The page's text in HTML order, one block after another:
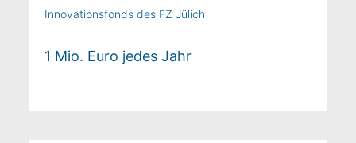
Innovationsfonds des FZ Jülich
1 Mio. Euro jedes Jahr